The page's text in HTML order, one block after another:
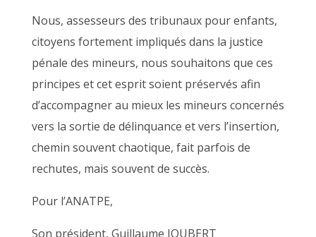
Nous, assesseurs des tribunaux pour enfants,
citoyens fortement impliqués dans la justice
pénale des mineurs, nous souhaitons que ces
principes et cet esprit soient préservés afin
d’accompagner au mieux les mineurs concernés
vers la sortie de délinquance et vers l’insertion,
chemin souvent chaotique, fait parfois de
rechutes, mais souvent de succès.
Pour l’ANATPE,
Son président, Guillaume JOUBERT